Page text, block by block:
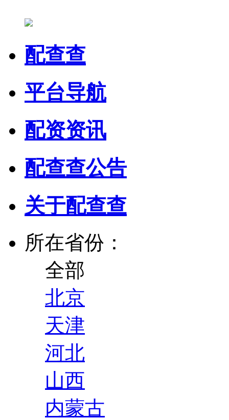
配查查
平台导航
配资资讯
配查查公告
关于配查查
所在省份：
全部
北京
天津
河北
山西
内蒙古